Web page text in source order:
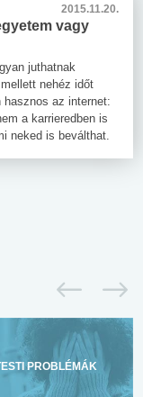
2015.11.20.
vagy
juthatnak
nehéz időt
az internet:
a karrieredben is
neked is beválthat.
PROBLÉMÁK